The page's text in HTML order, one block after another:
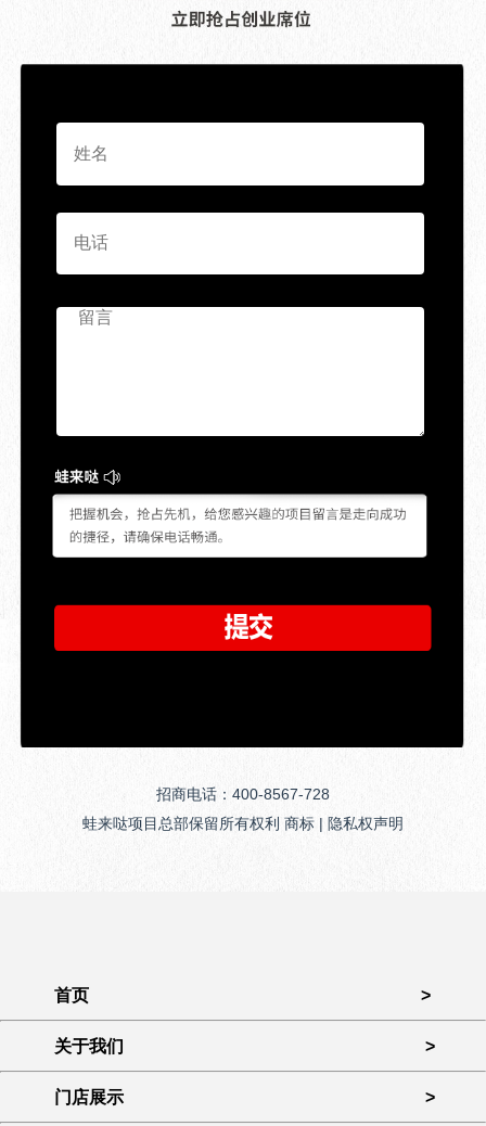
招商电话：400-8567-728
蛙来哒项目总部保留所有权利 商标 | 隐私权声明
首页 >
关于我们 >
门店展示 >